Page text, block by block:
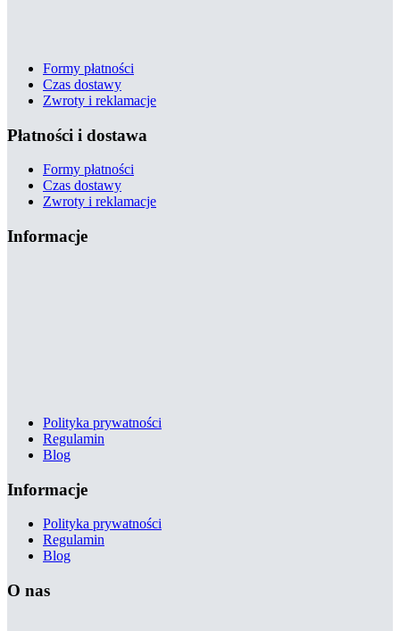
Formy płatności
Czas dostawy
Zwroty i reklamacje
Płatności i dostawa
Formy płatności
Czas dostawy
Zwroty i reklamacje
Informacje
Polityka prywatności
Regulamin
Blog
Informacje
Polityka prywatności
Regulamin
Blog
O nas